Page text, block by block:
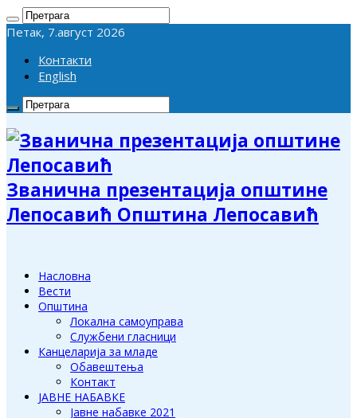
Петак, 7.август 2026
Контакти
English
Званична презентација општине
Лепосавић Општина Лепосавић
Насловна
Вести
Општина
Локална самоуправа
Службени гласници
Канцеларија за младе
Обавештења
Контакт
ЈАВНЕ НАБАВКЕ
Јавне набавке 2021